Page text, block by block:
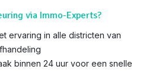
via Immo-Experts?
ervaring in alle districten van
binnen 24 uur voor een snelle